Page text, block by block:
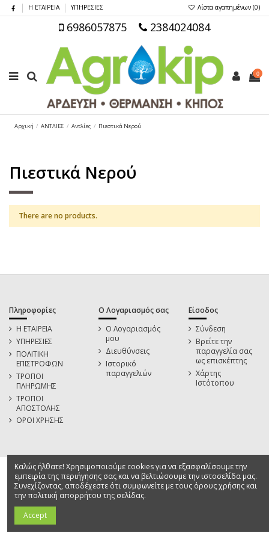
Η ΕΤΑΙΡΕΙΑ ΥΠΗΡΕΣΙΕΣ Λίστα αγαπημένων (0)
6986057875 2384024084
0
Αρχική ΑΝΤΛΙΕΣ Αντλίες Πιεστικά Νερού
Πιεστικά Νερού
There are no products.
Πληροφορίες
Η ΕΤΑΙΡΕΙΑ
ΥΠΗΡΕΣΙΕΣ
ΠΟΛΙΤΙΚΗ
ΕΠΙΣΤΡΟΦΩΝ
ΤΡΟΠΟΙ
ΠΛΗΡΩΜΗΣ
ΤΡΟΠΟΙ
ΑΠΟΣΤΟΛΗΣ
ΟΡΟΙ ΧΡΗΣΗΣ
Ο Λογαριασμός σας
Ο Λογαριασμός
μου
Διευθύνσεις
Ιστορικό
παραγγελιών
Είσοδος
Σύνδεση
Βρείτε την
παραγγελία σας
ως επισκέπτης
Χάρτης
Ιστότοπου
Καλώς ήλθατε! Χρησιμοποιούμε cookies για να εξασφαλίσουμε την
εμπειρία της περιήγησης σας και να βελτιώσουμε την ιστοσελίδα μας.
Συνεχίζοντας, αποδέχεστε ότι συμφωνείτε με τους όρους χρήσης και
την πολιτική απορρήτου της σελίδας.
Accept